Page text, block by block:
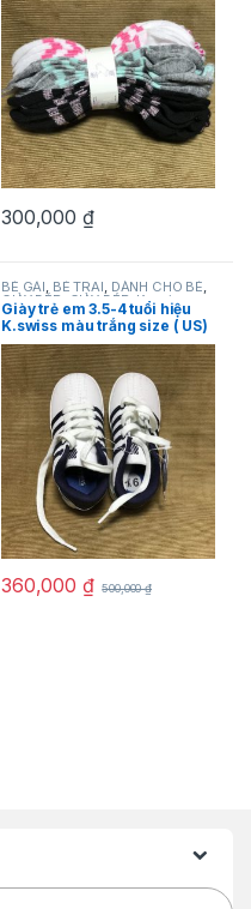
300,000 ₫
BÉ GÁI, BÉ TRAI, DÀNH CHO BÉ,
GIÀY DÉP GIÀY DÉP, K.swiss
Giày trẻ em 3.5-4 tuổi hiệu
K.swiss màu trắng size ( US)
9.5 hàng mỹ chính hãng
360,000 ₫ 500,000₫